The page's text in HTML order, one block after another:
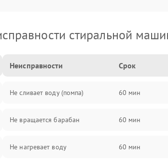
стиральной
Неисправности Срок
Не сливает воду (помпа) 60 мин
Не вращается барабан 60 мин
Не нагревает воду 60 мин